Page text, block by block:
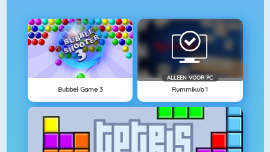
Bubbel Game 3
ALLEEN VOOR PC
Rummikub 1